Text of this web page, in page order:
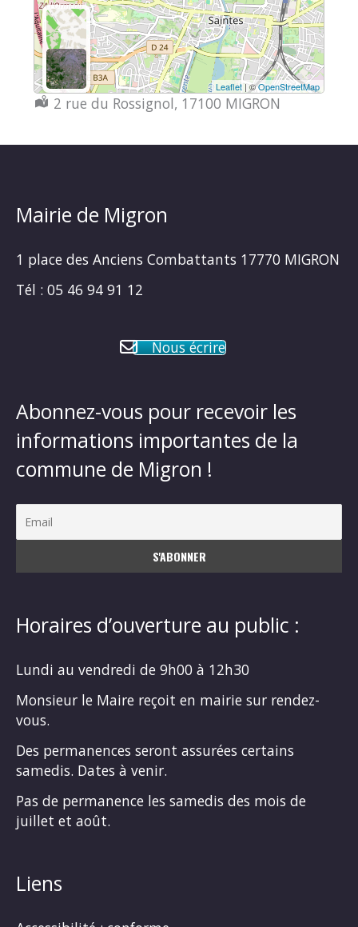
Leaflet| ©OpenStreetMap
Localisation :
2 rue du Rossignol, 17100 MIGRON
Mairie de Migron
1 place des Anciens Combattants 17770 MIGRON
Tél : 05 46 94 91 12
Nous écrire
Abonnez-vous pour recevoir les
informations importantes de la
commune de Migron !
Horaires d’ouverture au public :
Lundi au vendredi de 9h00 à 12h30
Monsieur le Maire reçoit en mairie sur rendez-
vous.
Des permanences seront assurées certains
samedis. Dates à venir.
Pas de permanence les samedis des mois de
juillet et août.
Liens